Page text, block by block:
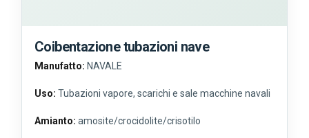
Coibentazione tubazioni nave
Manufatto: NAVALE
Uso: Tubazioni vapore, scarichi e sale macchine navali
Amianto: amosite/crocidolite/crisotilo